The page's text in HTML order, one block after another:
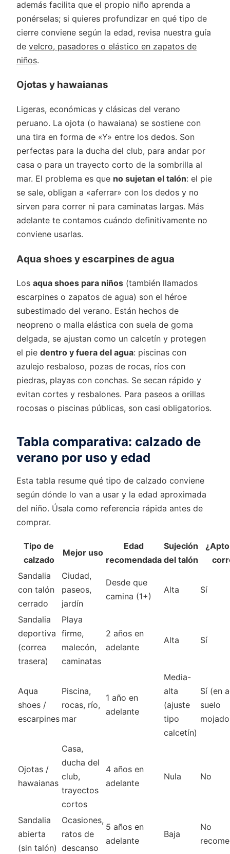
además facilita que el propio niño aprenda a
ponérselas; si quieres profundizar en qué tipo de
cierre conviene según la edad, revisa nuestra guía
de velcro, pasadores o elástico en zapatos de
niños.
Ojotas y hawaianas
Ligeras, económicas y clásicas del verano
peruano. La ojota (o hawaiana) se sostiene con
una tira en forma de «Y» entre los dedos. Son
perfectas para la ducha del club, para andar por
casa o para un trayecto corto de la sombrilla al
mar. El problema es que no sujetan el talón: el pie
se sale, obligan a «aferrar» con los dedos y no
sirven para correr ni para caminatas largas. Más
adelante te contamos cuándo definitivamente no
conviene usarlas.
Aqua shoes y escarpines de agua
Los aqua shoes para niños (también llamados
escarpines o zapatos de agua) son el héroe
subestimado del verano. Están hechos de
neopreno o malla elástica con suela de goma
delgada, se ajustan como un calcetín y protegen
el pie dentro y fuera del agua: piscinas con
azulejo resbaloso, pozas de rocas, ríos con
piedras, playas con conchas. Se secan rápido y
evitan cortes y resbalones. Para paseos a orillas
rocosas o piscinas públicas, son casi obligatorios.
Tabla comparativa: calzado de
verano por uso y edad
Esta tabla resume qué tipo de calzado conviene
según dónde lo van a usar y la edad aproximada
del niño. Úsala como referencia rápida antes de
comprar.
Tipo de
calzado
Mejor uso
Edad
recomendada
Sujeción
del talón
Sandalia
con talón
cerrado
Ciudad,
paseos,
jardín
Desde que
camina (1+)
Alta Sí
Sandalia
deportiva
(correa
trasera)
Playa
firme,
malecón,
caminatas
2 años en
adelante
Alta Sí
Aqua
shoes /
escarpines
Piscina,
rocas, río,
mar
1 año en
adelante
Media-
alta
(ajuste
tipo
calcetín)
Sí (en
suelo
Ojotas /
hawaianas
Casa,
ducha del
club,
trayectos
cortos
4 años en
adelante
Nula No
Sandalia
abierta
(sin talón)
Ocasiones,
ratos de
descanso
5 años en
adelante
Baja
No